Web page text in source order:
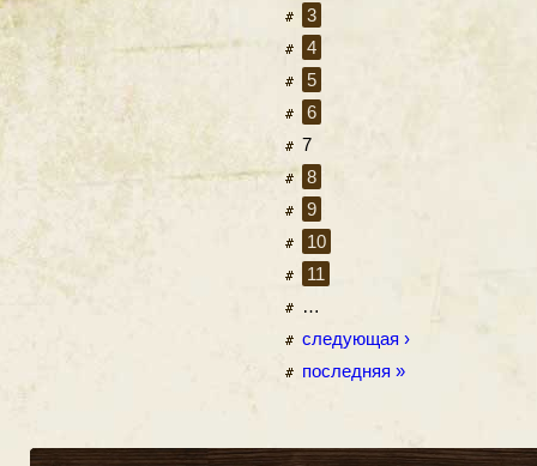
3
4
5
6
7
8
9
10
11
…
следующая ›
последняя »